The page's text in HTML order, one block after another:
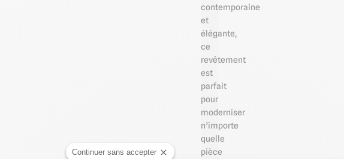
contemporaine
et
élégante,
ce
revêtement
est
parfait
pour
moderniser
n’importe
quelle
pièce
Continuer sans accepter